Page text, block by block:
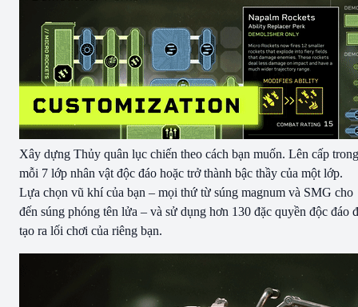
Xây dựng Thủy quân lục chiến theo cách bạn muốn. Lên cấp trong
mỗi 7 lớp nhân vật độc đáo hoặc trở thành bậc thầy của một lớp.
Lựa chọn vũ khí của bạn – mọi thứ từ súng magnum và SMG cho
đến súng phóng tên lửa – và sử dụng hơn 130 đặc quyền độc đáo
tạo ra lối chơi của riêng bạn.